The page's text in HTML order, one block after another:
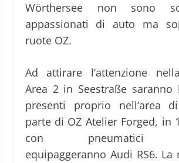
Wörthersee non sono
appassionati di auto ma
ruote OZ.
Ad attirare l’attenzione
Area 2 in Seestraße saranno
presenti proprio nell’area
parte di OZ Atelier Forged, in
con pneumatici
equipaggeranno Audi RS6. La